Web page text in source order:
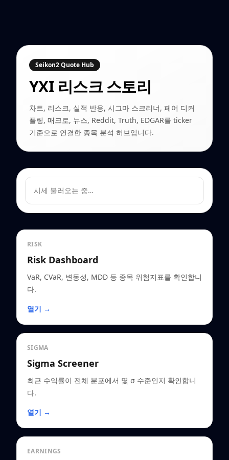
Seikon2 Quote Hub
YXI리스크 스토리
차트, 리스크, 실적 반응, 시그마 스크리너, 페어 디커
플링, 매크로, 뉴스, Reddit, Truth, EDGAR를 ticker
기준으로 연결한 종목 분석 허브입니다.
시세 불러오는 중…
RISK
Risk Dashboard
VaR, CVaR, 변동성, MDD 등 종목 위험지표를 확인합니
다.
열기 →
SIGMA
Sigma Screener
최근 수익률이 전체 분포에서 몇 σ 수준인지 확인합니
다.
열기 →
EARNINGS